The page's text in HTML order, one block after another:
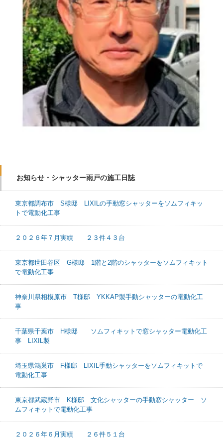
お知らせ・シャッター雨戸の施工日誌
東京都調布市 S様邸 LIXILの手動窓シャッターをソムフィキッ
トで電動化工事
２０２６年７月実績 ２３件４３台
東京都世田谷区 G様邸 1階と2階のシャッターをソムフィキット
で電動化工事
神奈川県相模原市 T様邸 YKKAP製手動シャッターの電動化工
事
千葉県千葉市 H様邸 ソムフィキットで窓シャッター電動化工
事 LIXIL製
埼玉県鴻巣市 F様邸 LIXIL手動シャッターをソムフィキットで
電動化工事
東京都武蔵野市 K様邸 文化シャッターの手動窓シャッター ソ
ムフィキットで電動化工事
２０２６年６月実績 ２６件５１台